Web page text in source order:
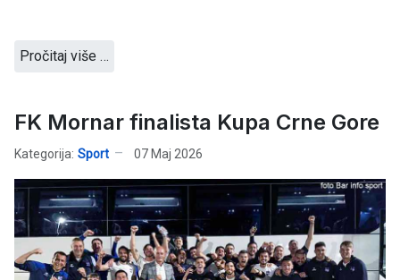
Pročitaj više …
FK Mornar finalista Kupa Crne Gore
Kategorija: Sport 07 Maj 2026